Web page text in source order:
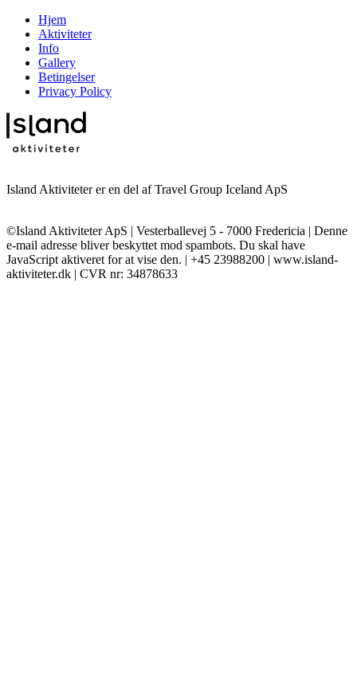
Hjem
Aktiviteter
Info
Gallery
Betingelser
Privacy Policy
Island Aktiviteter er en del af Travel Group Iceland ApS
©Island Aktiviteter ApS | Vesterballevej 5 - 7000 Fredericia | Denne
e-mail adresse bliver beskyttet mod spambots. Du skal have
JavaScript aktiveret for at vise den. | +45 23988200 | www.island-
aktiviteter.dk | CVR nr: 34878633